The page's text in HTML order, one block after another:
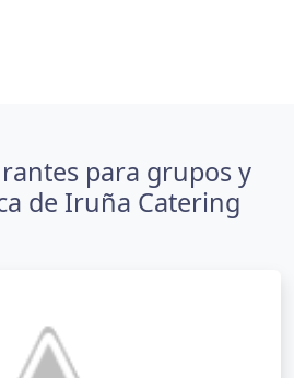
para grupos y
de Iruña Catering